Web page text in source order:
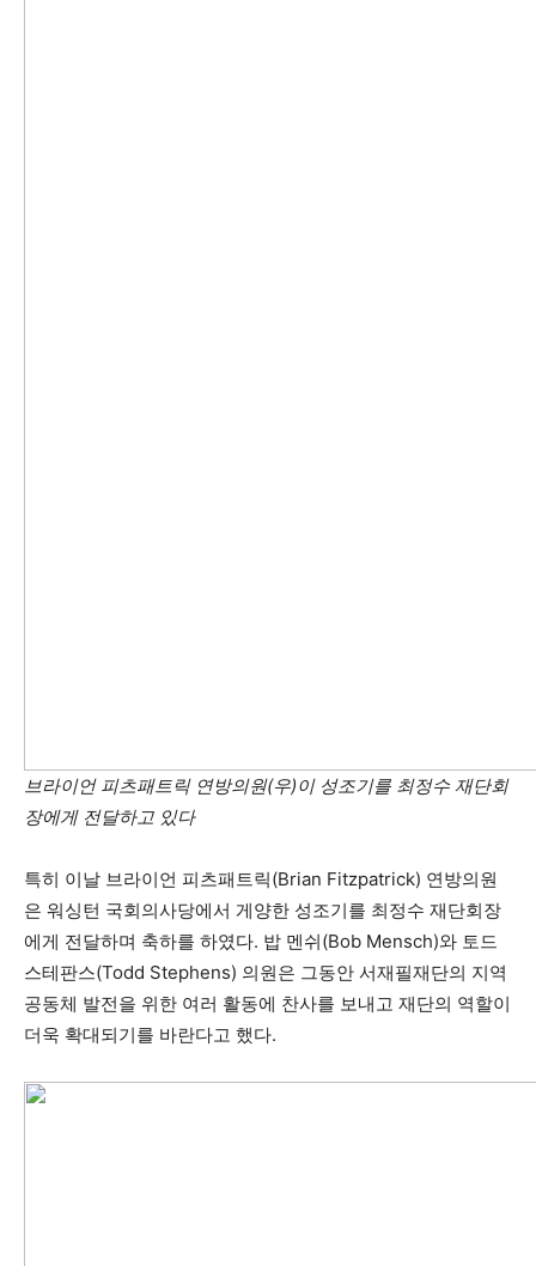
브라이언 피츠패트릭 연방의원(우)이 성조기를 최정수 재단회
장에게 전달하고 있다
특히 이날 브라이언 피츠패트릭(Brian Fitzpatrick) 연방의원
은 워싱턴 국회의사당에서 게양한 성조기를 최정수 재단회장
에게 전달하며 축하를 하였다. 밥 멘쉬(Bob Mensch)와 토드
스테판스(Todd Stephens) 의원은 그동안 서재필재단의 지역
공동체 발전을 위한 여러 활동에 찬사를 보내고 재단의 역할이
더욱 확대되기를 바란다고 했다.